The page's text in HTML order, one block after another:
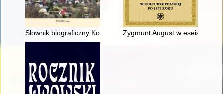
Słownik biograficzny KorbielowaZygmunt August w eseistyce